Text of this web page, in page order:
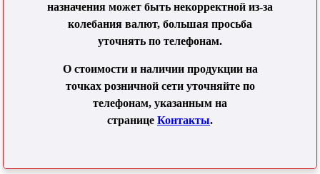
назначения может быть некорректной из-за
колебания валют, большая просьба
уточнять по телефонам.
О стоимости и наличии продукции на
точках розничной сети уточняйте по
телефонам, указанным на
странице Контакты.